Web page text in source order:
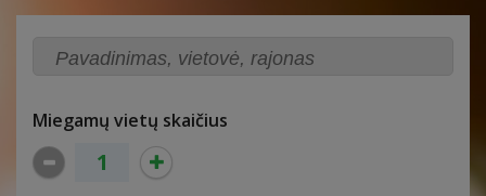
Miegamų vietų skaičius